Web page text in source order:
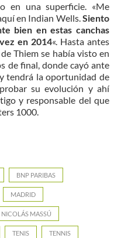
en una superficie. «Me
en Indian Wells.Siento
bien en estas canchas
en 2014«. Hasta antes
Thiem se había visto en
de final, donde cayó ante
tendrá la oportunidad de
su evolución y ahí
y responsable del que
1000.
BNP PARIBAS
MADRID
NICOLÁS MASSÚ
TENIS TENNIS